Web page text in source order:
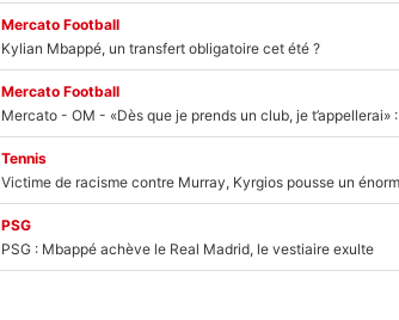
Mercato Football
Kylian Mbappé, un transfert obligatoire cet été ?
Mercato Football
Tennis
PSG
PSG : Mbappé achève le Real Madrid, le vestiaire exulte